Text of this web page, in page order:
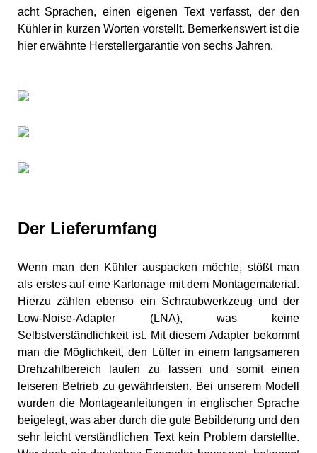
acht Sprachen, einen eigenen Text verfasst, der den
Kühler in kurzen Worten vorstellt. Bemerkenswert ist die
hier erwähnte Herstellergarantie von sechs Jahren.
Der Lieferumfang
Wenn man den Kühler auspacken möchte, stößt man
als erstes auf eine Kartonage mit dem Montagematerial.
Hierzu zählen ebenso ein Schraubwerkzeug und der
Low-Noise-Adapter (LNA), was keine
Selbstverständlichkeit ist. Mit diesem Adapter bekommt
man die Möglichkeit, den Lüfter in einem langsameren
Drehzahlbereich laufen zu lassen und somit einen
leiseren Betrieb zu gewährleisten. Bei unserem Modell
wurden die Montageanleitungen in englischer Sprache
beigelegt, was aber durch die gute Bebilderung und den
sehr leicht verständlichen Text kein Problem darstellte.